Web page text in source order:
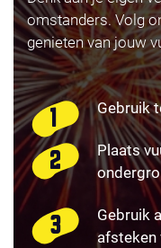
omstanders. Volg
genieten van jouw
Gebruik
Plaats
Gebruik
afsteken